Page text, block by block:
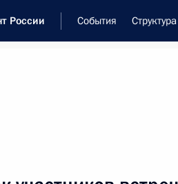
России События Структура